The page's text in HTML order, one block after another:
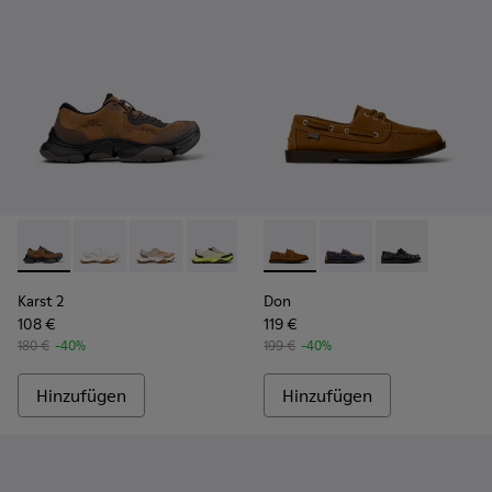
Karst 2 - K101069-010 - Braune Sneaker aus recycelten
Karst 2 - K101069-009 - Weiße Sneaker aus
Karst 2 - K101069-008
Karst 2 - K101069-003
Karst 2 - K101069-002
Karst 2 - K101069-001
Karst 2
108 €
180 € -40%
Hinzufügen
Don - K101013-005 -
Don - K101013-006
Don -
Don
119 €
199 € -40%
Hinzufügen